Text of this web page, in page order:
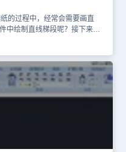
的过程中，经常会需要画直
中绘制直线梯段呢？接下来的
建筑软件中可以单独使用或
手】命令可以为梯段添加扶
，添加的扶手能随之切
找到并以此点击建筑设计→楼
：点取菜单命令后，显示默
能CAD制图软件见下面表格
软件中直线梯段控件说明：
在图中点取两点获得梯段
的楼梯起始高度，梯段高以此